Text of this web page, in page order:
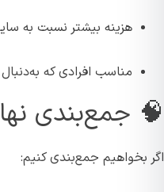
هزینه بیشتر نسبت به سایر
مناسب افرادی که به‌دنبال
جمع‌بندی
بخواهیم جمع‌بندی کنیم: